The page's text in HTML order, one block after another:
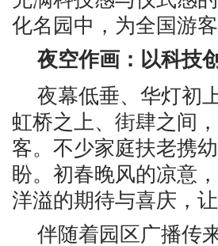
化名园中，为全国游
夜空作画： 以科技
夜幕低垂、华灯初
虹桥之上、街肆之间
客。不少家庭扶老携
盼。初春晚风的凉意
洋溢的期待与喜庆，
伴随着园区广播传